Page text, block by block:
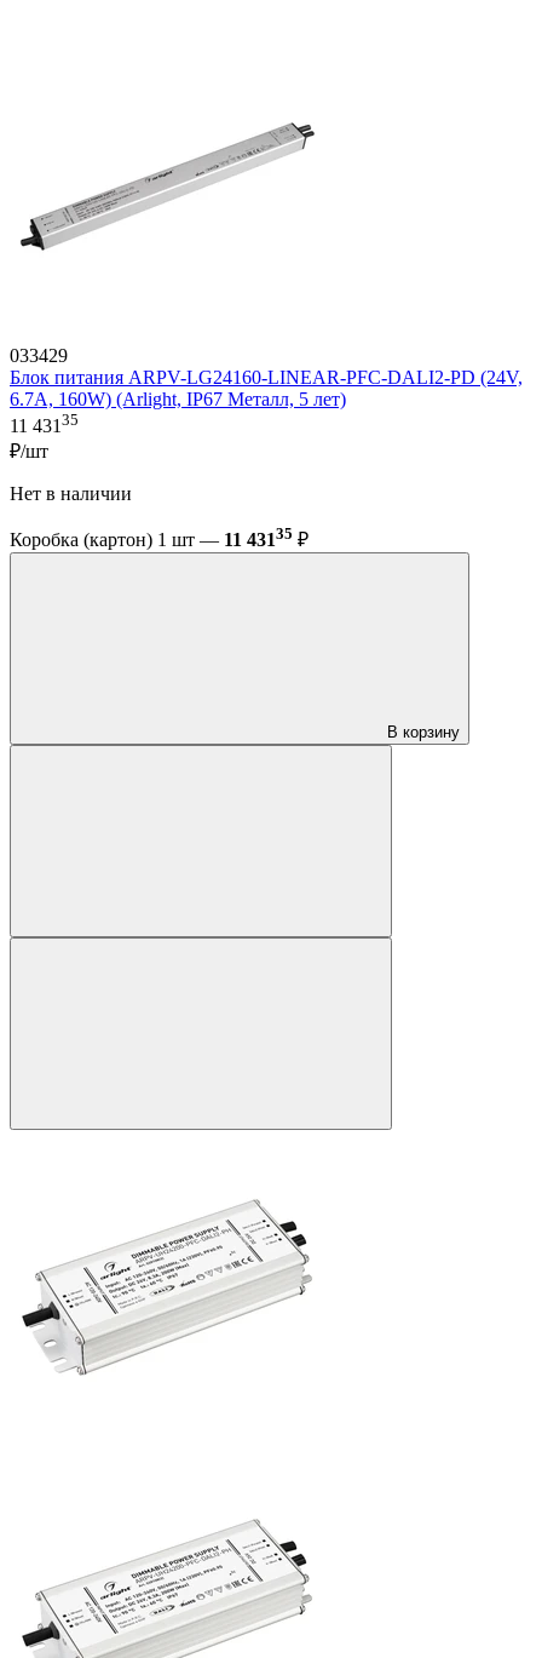
033429
Блок питания ARPV-LG24160-LINEAR-PFC-DALI2-PD (24V,
6.7A, 160W) (Arlight, IP67 Металл, 5 лет)
11 431 35
₽/шт
Нет в наличии
Коробка (картон) 1 шт — 11 43135 ₽
В корзину